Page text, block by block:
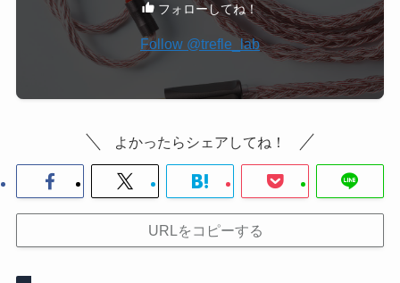
フォローしてね！
Follow @trefle_lab
よかったらシェアしてね！
URLをコピーする